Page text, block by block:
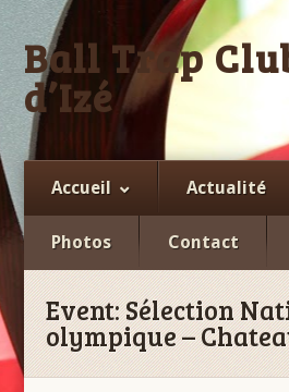
Ball Trap
d’Izé
Facebook
Accueil Actualité
Photos Contact
Event:Sélection
olympique –